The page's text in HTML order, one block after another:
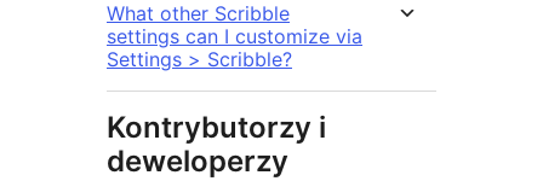
What other Scribble
settings can I customize via
Settings > Scribble?
Kontrybutorzy i
deweloperzy